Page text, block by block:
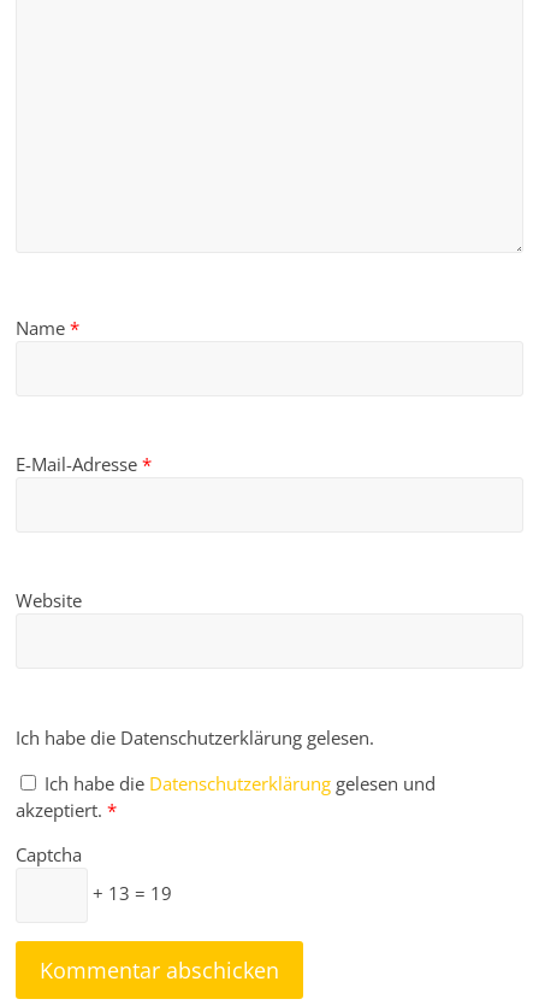
Name*
E-Mail-Adresse*
Website
Ich habe die Datenschutzerklärung gelesen.
Ich habe die Datenschutzerklärung gelesen und
akzeptiert. *
Captcha
+ 13 = 19